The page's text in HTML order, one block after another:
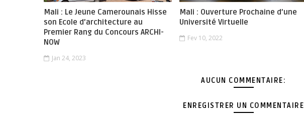
Mali : Le Jeune Camerounais Hisse
son Ecole d’architecture au
Premier Rang du Concours ARCHI-
NOW
Jan 24, 2023
Mali : Ouverture Prochaine d’une
Université Virtuelle
Fev 10, 2022
AUCUN COMMENTAIRE:
ENREGISTRER UN COMMENTAIRE